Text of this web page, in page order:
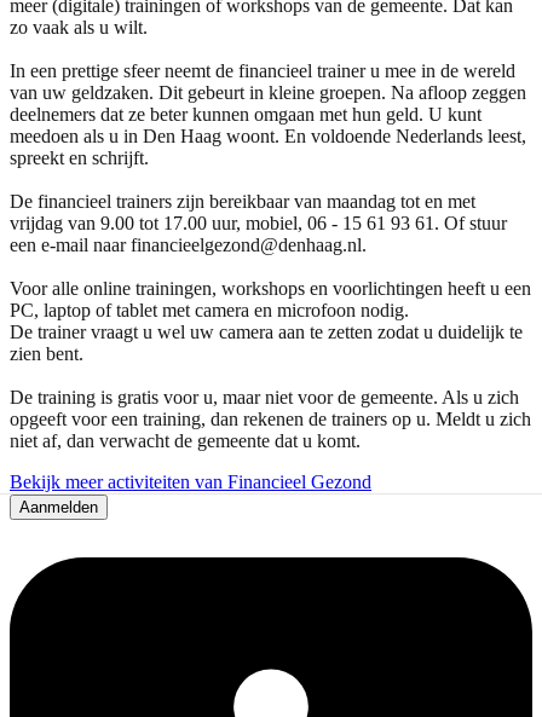
meer (digitale) trainingen of workshops van de gemeente. Dat kan
zo vaak als u wilt.
In een prettige sfeer neemt de financieel trainer u mee in de wereld
van uw geldzaken. Dit gebeurt in kleine groepen. Na afloop zeggen
deelnemers dat ze beter kunnen omgaan met hun geld. U kunt
meedoen als u in Den Haag woont. En voldoende Nederlands leest,
spreekt en schrijft.
De financieel trainers zijn bereikbaar van maandag tot en met
vrijdag van 9.00 tot 17.00 uur, mobiel, 06 - 15 61 93 61. Of stuur
een e-mail naar financieelgezond@denhaag.nl.
Voor alle online trainingen, workshops en voorlichtingen heeft u een
PC, laptop of tablet met camera en microfoon nodig.
De trainer vraagt u wel uw camera aan te zetten zodat u duidelijk te
zien bent.
De training is gratis voor u, maar niet voor de gemeente. Als u zich
opgeeft voor een training, dan rekenen de trainers op u. Meldt u zich
niet af, dan verwacht de gemeente dat u komt.
Bekijk meer activiteiten van Financieel Gezond
Aanmelden